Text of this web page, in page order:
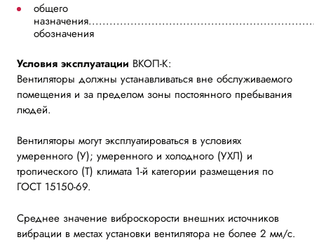
общего
обозначения
Условия эксплуатации ВКОП-К:
Вентиляторы должны устанавливаться вне обслуживаемого
помещения и за пределом зоны постоянного пребывания
людей.
Вентиляторы могут эксплуатироваться в условиях
умеренного (У); умеренного и холодного (УХЛ) и
тропического (Т) климата 1-й категории размещения по
ГОСТ 15150-69.
Среднее значение виброскорости внешних источников
вибрации в местах установки вентилятора не более 2 мм/с.